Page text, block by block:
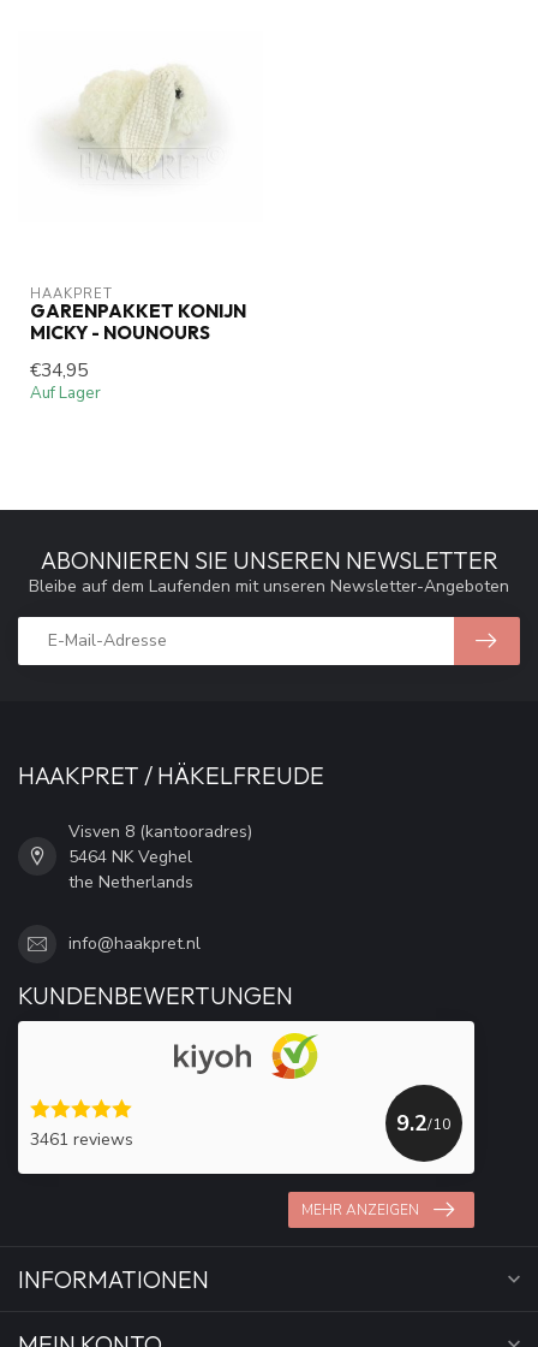
HAAKPRET
GARENPAKKET KONIJN
MICKY - NOUNOURS
€34,95
Auf Lager
ABONNIEREN SIE UNSEREN NEWSLETTER
Bleibe auf dem Laufenden mit unseren Newsletter-Angeboten
HAAKPRET / HÄKELFREUDE
Visven 8 (kantooradres)
5464 NK Veghel
the Netherlands
info@haakpret.nl
KUNDENBEWERTUNGEN
3461 reviews
9.2/10
MEHR ANZEIGEN
INFORMATIONEN